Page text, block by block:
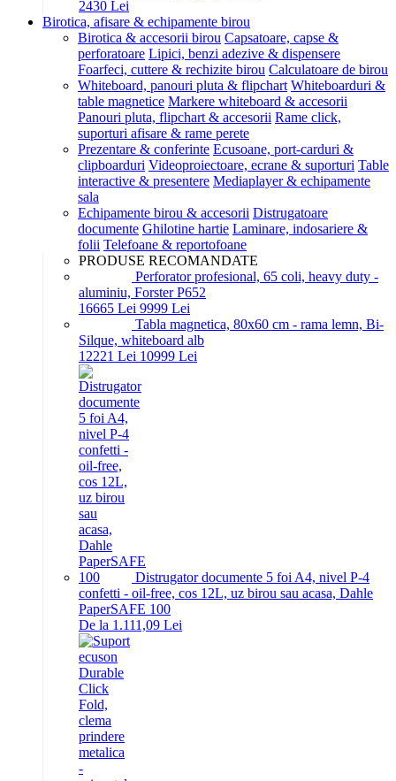
2430 Lei
Birotica, afisare & echipamente birou
Birotica & accesorii birou Capsatoare, capse &
perforatoare Lipici, benzi adezive & dispensere
Foarfeci, cuttere & rechizite birou Calculatoare de birou
Whiteboard, panouri pluta & flipchart Whiteboarduri &
table magnetice Markere whiteboard & accesorii
Panouri pluta, flipchart & accesorii Rame click,
suporturi afisare & rame perete
Prezentare & conferinte Ecusoane, port-carduri &
clipboarduri Videoproiectoare, ecrane & suporturi Table
interactive & presentere Mediaplayer & echipamente
sala
Echipamente birou & accesorii Distrugatoare
documente Ghilotine hartie Laminare, indosariere &
folii Telefoane & reportofoane
PRODUSE RECOMANDATE
Perforator profesional, 65 coli, heavy duty -
aluminiu, Forster P652
16665 Lei 9999 Lei
Tabla magnetica, 80x60 cm - rama lemn, Bi-
Silque, whiteboard alb
12221 Lei 10999 Lei
Distrugator documente 5 foi A4, nivel P-4
confetti - oil-free, cos 12L, uz birou sau acasa, Dahle
PaperSAFE 100
De la 1.111,09 Lei